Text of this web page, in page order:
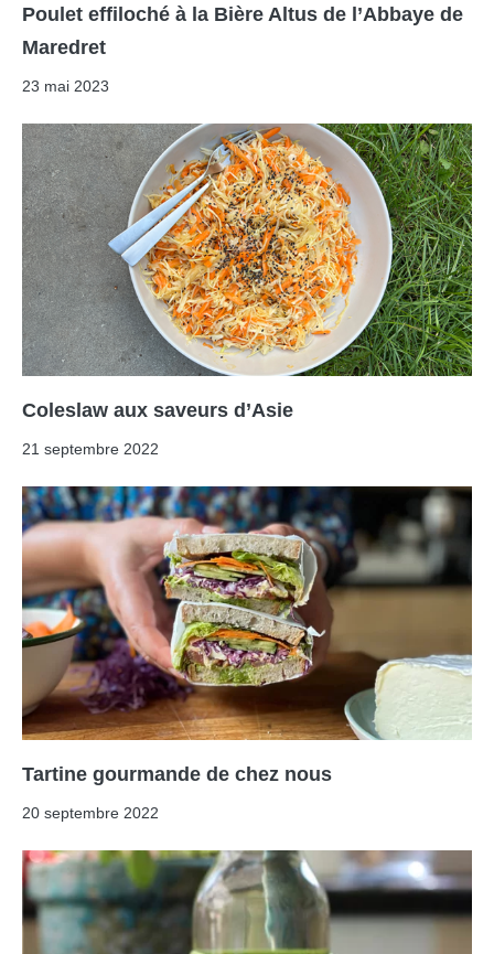
Poulet effiloché à la Bière Altus de l’Abbaye de
Maredret
23 mai 2023
Coleslaw aux saveurs d’Asie
21 septembre 2022
Tartine gourmande de chez nous
20 septembre 2022